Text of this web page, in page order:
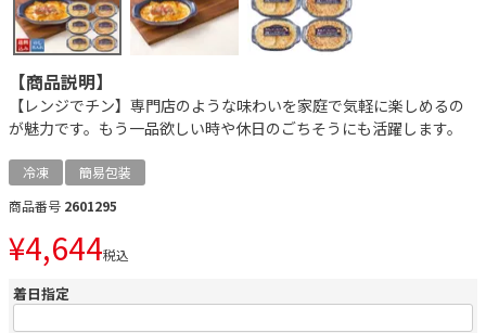
【商品説明】
【レンジでチン】専門店のような味わいを家庭で気軽に楽しめるの
が魅力です。もう一品欲しい時や休日のごちそうにも活躍します。
冷凍
簡易包装
商品番号 2601295
¥4,644税込
着日指定